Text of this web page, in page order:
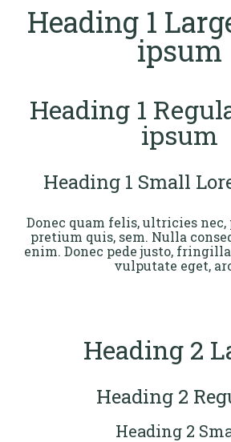
Heading 1
ipsum
Heading 1
ipsum
Heading 1 Small
Donec quam felis, ultricies nec,
pretium quis, sem. Nulla
enim. Donec pede justo,
vulputate eget,
Heading 2
Heading 2
Heading 2